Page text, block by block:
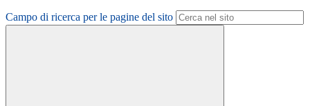
Campo di ricerca per le pagine del sito